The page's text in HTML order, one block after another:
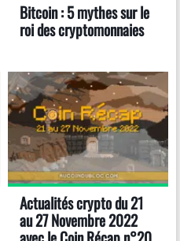
Bitcoin : 5 mythes sur le
roi des cryptomonnaies
Actualités crypto du 21
au 27 Novembre 2022